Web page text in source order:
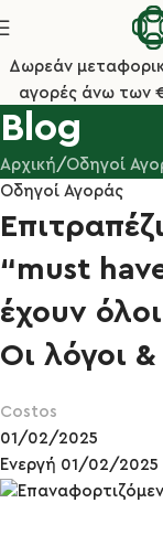
Δωρεάν
αγορές άνω των
Blog
Αρχική
Οδηγοί
Οδηγοί Αγοράς
“must
έχουν
Οι λόγοι
Costos
01/02/2025
Ενεργή 01/02/2025